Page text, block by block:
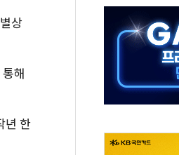
군, 2031년까지 3개 보급단 '1등급 스
상
해
년 한